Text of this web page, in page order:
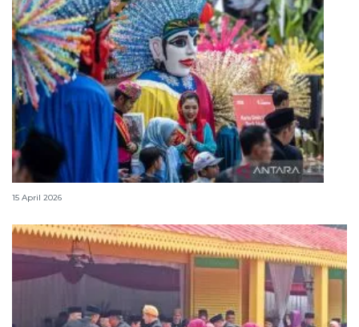
Lebaran Betawi, harmoni tradisi dan kota global
15 April 2026